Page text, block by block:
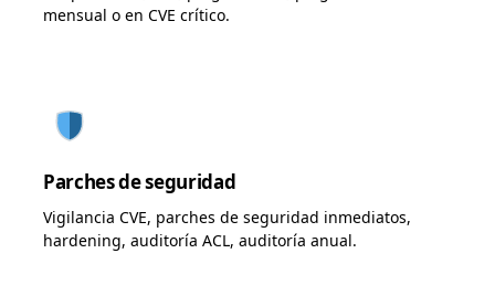
mensual o en CVE crítico.
Parches de seguridad
Vigilancia CVE, parches de seguridad inmediatos,
hardening, auditoría ACL, auditoría anual.